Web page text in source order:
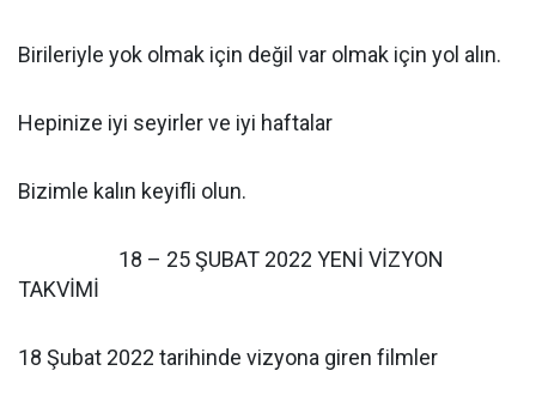
Birileriyle yok olmak için değil var olmak için yol alın.
Hepinize iyi seyirler ve iyi haftalar
Bizimle kalın keyifli olun.
18 – 25 ŞUBAT 2022 YENİ VİZYON
TAKVİMİ
18 Şubat 2022 tarihinde vizyona giren filmler